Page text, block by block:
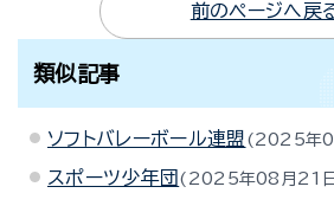
前のページへ戻
類似記事
ソフトバレーボール連盟 2025年
スポーツ少年団 2025年08月21日